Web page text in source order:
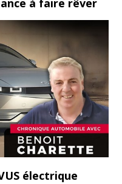
à faire rêver
électrique